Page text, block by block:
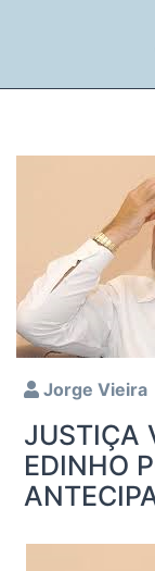
Jorge Vieira
JUSTIÇA
EDINHO